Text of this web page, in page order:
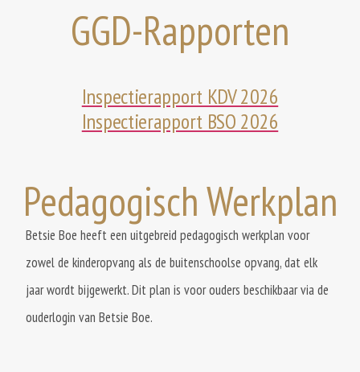
GGD-Rapporten
Inspectierapport KDV 2026
Inspectierapport BSO 2026
Pedagogisch Werkplan
Betsie Boe heeft een uitgebreid pedagogisch werkplan voor
zowel de kinderopvang als de buitenschoolse opvang, dat elk
jaar wordt bijgewerkt. Dit plan is voor ouders beschikbaar via de
ouderlogin van Betsie Boe.